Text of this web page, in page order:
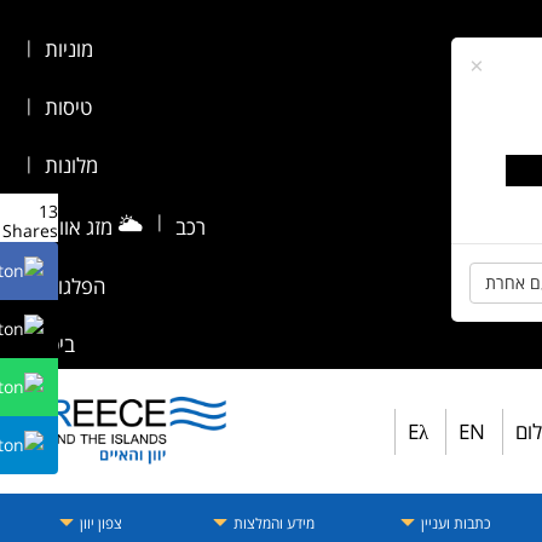
מוניות |
טיסות |
מלונות |
רכב |
🌥️ מזג אוויר |
הפלגות |
ביטוח
EN
Eλ
כתבות ועניין מידע והמלצות צפון יוון
×
אחרת
13
Shares